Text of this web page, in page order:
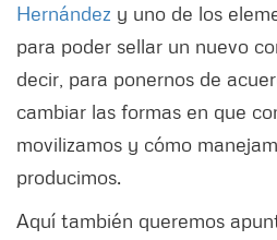
Hernández y uno de los
para poder sellar un nuevo
decir, para ponernos de
cambiar las formas en que
movilizamos y cómo
producimos.
Aquí también queremos